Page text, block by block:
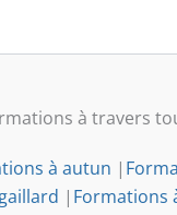
à travers
à autun |
| Formations